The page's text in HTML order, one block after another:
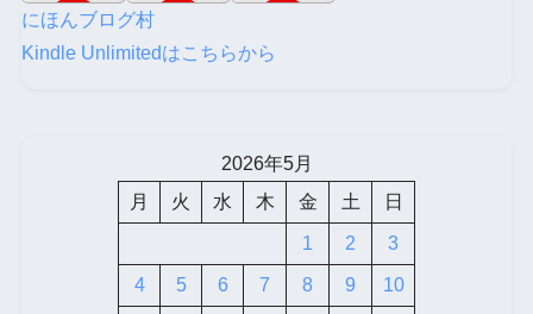
にほんブログ村
Kindle Unlimitedはこちらから
2026年5月
月
火 水 木 金 土 日
1 2 3
4 5 6 7 8 9 10